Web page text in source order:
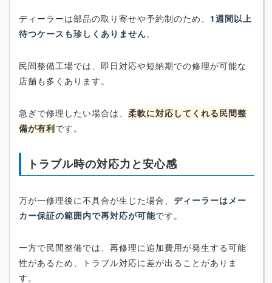
ディーラーは部品の取り寄せや予約制のため、 1週間以上
待つケースも珍しくありません。
民間整備工場では、即日対応や短納期での修理が可能な
店舗も多くあります。
急ぎで修理したい場合は、 柔軟に対応してくれる民間整
備が有利です。
トラブル時の対応力と安心感
万が一修理後に不具合が生じた場合、 ディーラーはメー
カー保証の範囲内で再対応が可能です。
一方で民間整備では、再修理に追加費用が発生する可能
性があるため、トラブル対応に差が出ることがありま
す。